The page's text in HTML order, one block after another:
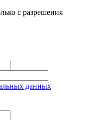
с разрешения
данных